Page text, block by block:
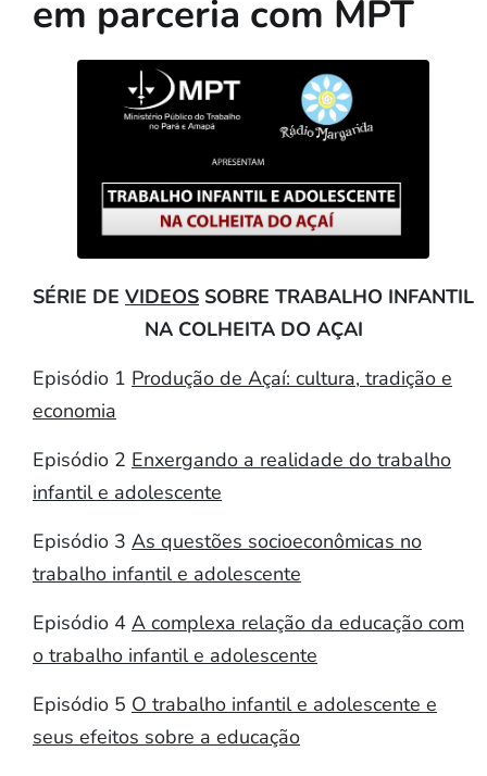
em parceria com MPT
SÉRIE DE VIDEOS SOBRE TRABALHO INFANTIL
NA COLHEITA DO AÇAI
Episódio 1 Produção de Açaí: cultura, tradição e
economia
Episódio 2 Enxergando a realidade do trabalho
infantil e adolescente
Episódio 3 As questões socioeconômicas no
trabalho infantil e adolescente
Episódio 4 A complexa relação da educação com
o trabalho infantil e adolescente
Episódio 5 O trabalho infantil e adolescente e
seus efeitos sobre a educação